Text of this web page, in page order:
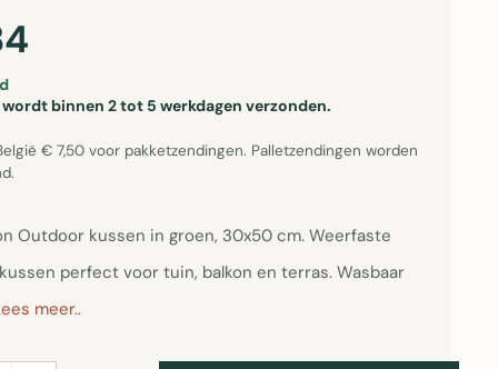
binnen 2 tot 5 werkdagen verzonden.
€ 7,50 voor pakketzendingen. Palletzendingen worden
Outdoor kussen in groen, 30x50 cm. Weerfaste
perfect voor tuin, balkon en terras. Wasbaar
meer..